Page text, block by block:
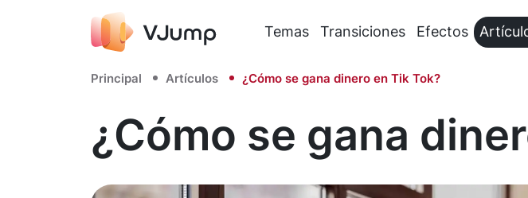
Temas Transiciones Efectos
Principal Artículos ¿Cómo se gana dinero en Tik Tok?
¿Cómo se gana